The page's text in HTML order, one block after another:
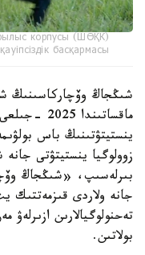
корпусы (ШӨҚК)
басқармасы
شىڭجاڭ وۆچاركاسىنىڭ
ينستيتۋتىنىڭ باس
زوولوگيا ينستيتۋتى
بىرلەسىپ، «شىڭجاڭ
جانە ولاردى قىزمەتتىك
تەحنولوگيالارىن
بولاتىن.